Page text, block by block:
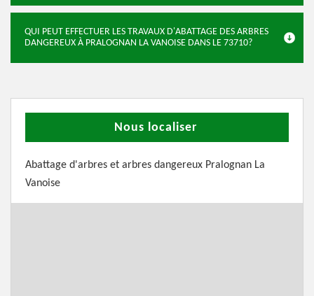
QUI PEUT EFFECTUER LES TRAVAUX D'ABATTAGE DES ARBRES
DANGEREUX À PRALOGNAN LA VANOISE DANS LE 73710?
Nous localiser
Abattage d'arbres et arbres dangereux Pralognan La
Vanoise